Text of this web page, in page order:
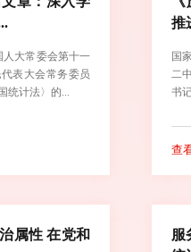
人大常委会第十一
表大会常务委员
统计法〉的...
推
国
二
书
查
属性 在党和
服